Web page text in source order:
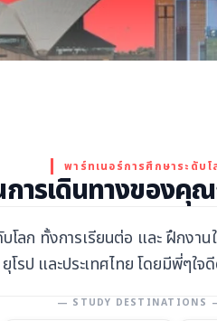
พาร์ทเนอร์การศึกษาระดับโ
การเดินทางของคุ
บโลก ทั้งการเรียนต่อ และ ฝึกงา
โรป และประเทศไทย โดยมีพี่ๆใ
— STUDY DESTINATIONS